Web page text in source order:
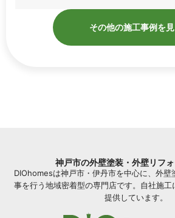
その他の施工事例を
神戸市の外壁塗装・外壁リフ
DIOhomesは神戸市・伊丹市を中心に、外壁
事を行う地域密着型の専門店です。自社施
提供しています。